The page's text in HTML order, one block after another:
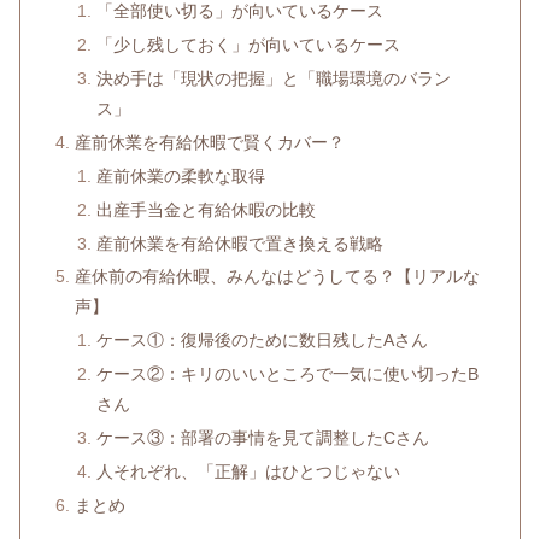
「全部使い切る」が向いているケース
「少し残しておく」が向いているケース
決め手は「現状の把握」と「職場環境のバラン
ス」
産前休業を有給休暇で賢くカバー？
産前休業の柔軟な取得
出産手当金と有給休暇の比較
産前休業を有給休暇で置き換える戦略
産休前の有給休暇、みんなはどうしてる？【リアルな
声】
ケース①：復帰後のために数日残したAさん
ケース②：キリのいいところで一気に使い切ったB
さん
ケース③：部署の事情を見て調整したCさん
人それぞれ、「正解」はひとつじゃない
まとめ